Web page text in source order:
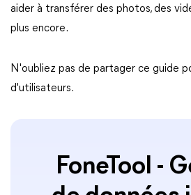
aider à transférer des photos, des
plus encore.
N'oubliez pas de partager ce guide
d'utilisateurs.
FoneTool -